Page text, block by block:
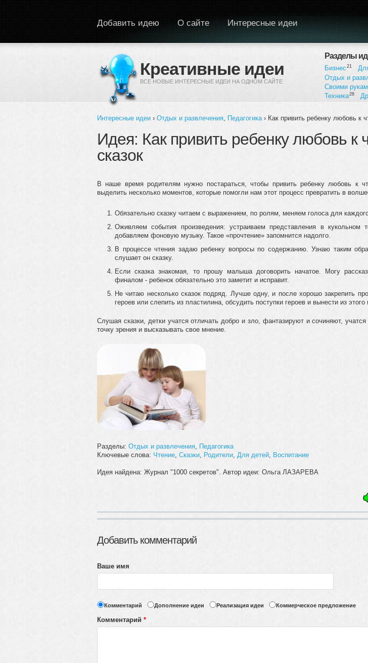
Креативные идеи
ВСЕ НОВЫЕ ИНТЕРЕСНЫЕ ИДЕИ НА ОДНОМ САЙТЕ
Добавить идею О сайте Интересные идеи
Разделы
Бизнес 21
Отдых и
Своими
Техника28
Вы здесь
Интересные идеи › Отдых и развлечения, Педагогика› Как привить ребенку любовь к
Идея: Как привить ребенку любовь к
сказок
В наше время родителям нужно постараться, чтобы привить ребенку любовь к
выделить несколько моментов, которые помогли нам этот процесс превратить в
Обязательно сказку читаем с выражением, по ролям, меняем голоса для
Оживляем события произведения: устраиваем представления в кукольном
добавляем фоновую музыку. Такое «прочтение» запомнится надолго.
В процессе чтения задаю ребенку вопросы по содержанию. Узнаю таким
слушает он сказку.
Если сказка знакомая, то прошу малыша договорить начатое. Могу
финалом - ребенок обязательно это заметит и исправит.
Не читаю несколько сказок подряд. Лучше одну, и после хорошо закрепить
героев или слепить из пластилина, обсудить поступки героев и вынести из
Слушая сказки, детки учатся отличать добро и зло, фантазируют и сочиняют,
точку зрения и высказывать свое мнение.
Разделы: Отдых и развлечения Педагогика
Ключевые слова: Чтение Сказки Родители Для детей Воспитание
Идея найдена: Журнал "1000 секретов". Автор идеи: Ольга ЛАЗАРЕВА
Добавить комментарий
Ваше имя
Комментарий Дополнение идеи Реализация идеи Коммерческое предложение
Комментарий *